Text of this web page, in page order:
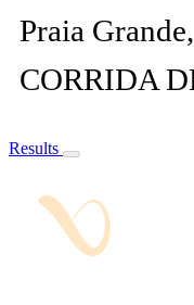
Praia
CORRIDA
Results